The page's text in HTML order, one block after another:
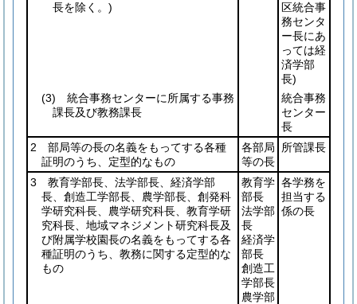
長を除く。)
区統合事
務センタ
ー長にあ
っては経
済学部
長)
(3) 統合事務センターに所属する事務
課長及び教務課長
統合事務
センター
長
2 部局等の長の名義をもってする各種
証明のうち、定型的なもの
各部局
等の長
所管課長
3 教育学部長、法学部長、経済学部
長、創造工学部長、農学部長、創発科
学研究科長、農学研究科長、教育学研
究科長、地域マネジメント研究科長及
び附属学校園長の名義をもってする各
種証明のうち、教務に関する定型的な
もの
教育学
部長
法学部
長
経済学
部長
創造工
学部長
農学部
各学務を
担当する
係の長